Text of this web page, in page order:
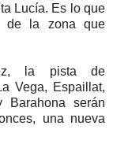
Lucía. Es lo que
de la zona que
la pista de
Vega, Espaillat,
serán
una nueva